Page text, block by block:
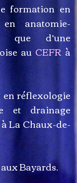
formation en
anatomie-
que d’une
au CEFR à
réflexologie
et drainage
à La Chaux-de-
Bayards.